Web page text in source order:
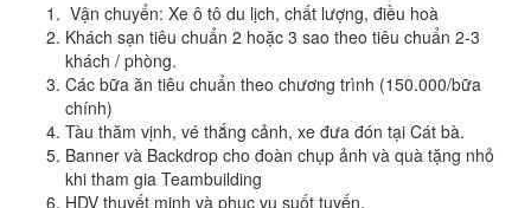
Vận chuyển: Xe ô tô du lịch, chất lượng, điều hoà
Khách sạn tiêu chuẩn 2 hoặc 3 sao theo tiêu chuẩn 2-3
khách / phòng.
Các bữa ăn tiêu chuẩn theo chương trình (150.000/bữa
chính)
Tàu thăm vịnh, vé thắng cảnh, xe đưa đón tại Cát bà.
Banner và Backdrop cho đoàn chụp ảnh và quà tặng nhỏ
khi tham gia Teambuilding
HDV thuyết minh và phục vụ suốt tuyến.